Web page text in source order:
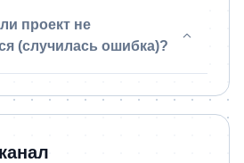
проект не
(случилась ошибка)?